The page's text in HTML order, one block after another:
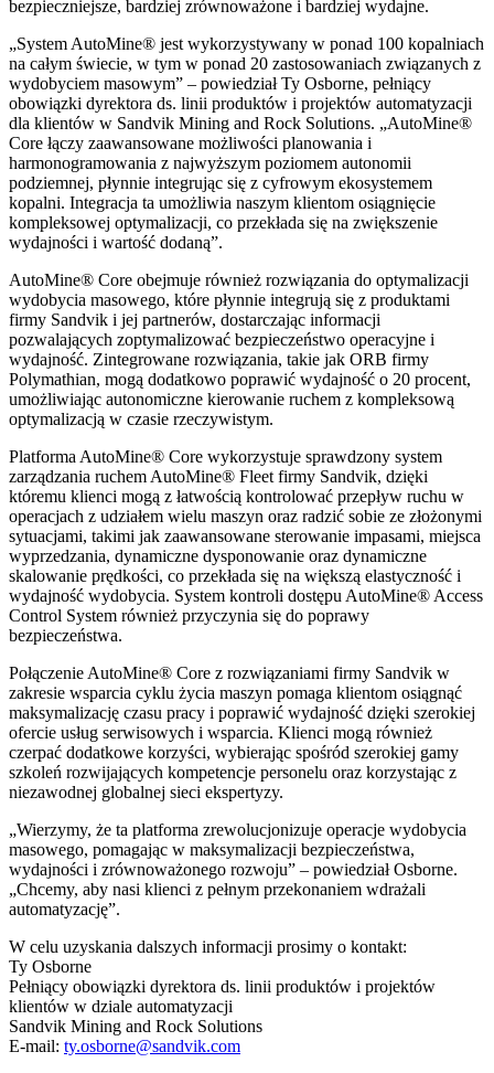
bezpieczniejsze, bardziej zrównoważone i bardziej wydajne.
„System AutoMine® jest wykorzystywany w ponad 100 kopalniach
na całym świecie, w tym w ponad 20 zastosowaniach związanych z
wydobyciem masowym” – powiedział Ty Osborne, pełniący
obowiązki dyrektora ds. linii produktów i projektów automatyzacji
dla klientów w Sandvik Mining and Rock Solutions. „AutoMine®
Core łączy zaawansowane możliwości planowania i
harmonogramowania z najwyższym poziomem autonomii
podziemnej, płynnie integrując się z cyfrowym ekosystemem
kopalni. Integracja ta umożliwia naszym klientom osiągnięcie
kompleksowej optymalizacji, co przekłada się na zwiększenie
wydajności i wartość dodaną”.
AutoMine® Core obejmuje również rozwiązania do optymalizacji
wydobycia masowego, które płynnie integrują się z produktami
firmy Sandvik i jej partnerów, dostarczając informacji
pozwalających zoptymalizować bezpieczeństwo operacyjne i
wydajność. Zintegrowane rozwiązania, takie jak ORB firmy
Polymathian, mogą dodatkowo poprawić wydajność o 20 procent,
umożliwiając autonomiczne kierowanie ruchem z kompleksową
optymalizacją w czasie rzeczywistym.
Platforma AutoMine® Core wykorzystuje sprawdzony system
zarządzania ruchem AutoMine® Fleet firmy Sandvik, dzięki
któremu klienci mogą z łatwością kontrolować przepływ ruchu w
operacjach z udziałem wielu maszyn oraz radzić sobie ze złożonymi
sytuacjami, takimi jak zaawansowane sterowanie impasami, miejsca
wyprzedzania, dynamiczne dysponowanie oraz dynamiczne
skalowanie prędkości, co przekłada się na większą elastyczność i
wydajność wydobycia. System kontroli dostępu AutoMine® Access
Control System również przyczynia się do poprawy
bezpieczeństwa.
Połączenie AutoMine® Core z rozwiązaniami firmy Sandvik w
zakresie wsparcia cyklu życia maszyn pomaga klientom osiągnąć
maksymalizację czasu pracy i poprawić wydajność dzięki szerokiej
ofercie usług serwisowych i wsparcia. Klienci mogą również
czerpać dodatkowe korzyści, wybierając spośród szerokiej gamy
szkoleń rozwijających kompetencje personelu oraz korzystając z
niezawodnej globalnej sieci ekspertyzy.
„Wierzymy, że ta platforma zrewolucjonizuje operacje wydobycia
masowego, pomagając w maksymalizacji bezpieczeństwa,
wydajności i zrównoważonego rozwoju” – powiedział Osborne.
„Chcemy, aby nasi klienci z pełnym przekonaniem wdrażali
automatyzację”.
W celu uzyskania dalszych informacji prosimy o kontakt:
Ty Osborne
Pełniący obowiązki dyrektora ds. linii produktów i projektów
klientów w dziale automatyzacji
Sandvik Mining and Rock Solutions
E-mail: ty.osborne@sandvik.com